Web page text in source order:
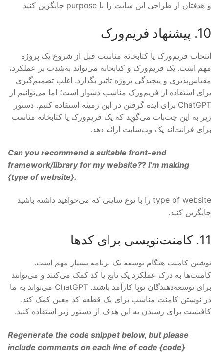
و هدفتان از طراحی این سایت را با purpose جایگزین کنید.
10. پیشنهاد فریم‌ورک
انتخاب فریم‌ورک یا کتابخانه مناسب قبل از شروع یک پروژه
مهم است. یک فریم‌ورک و کتابخانه می‌تواند به‌شدت بر عملکرد،
مقیاس‌پذیری و پیچیدگی پروژه تاثیر بگذارد. اغلب تصمیم‌گیری
برای استفاده از فریم‌ورک مناسب دشوار است؛ اما می‌توانیم از
ChatGPT برای ایده گرفتن در این زمینه استفاده کنیم. دستور
زیر به این چت‌بات می‌گوید که یک فریم‌ورک یا کتابخانه مناسب
برای فرانت‌اند یک وب‌سایت ارائه دهد.
Can you recommend a suitable front-end
framework/library for my website?? I’m making
{type of website}.
type of website را با نوع سایتی که می‌خواهید داشته باشید
جایگزین کنید.
11. کامنت‌نویسی برای کدها
نوشتن کامنت هنگام توسعه یک برنامه بسیار مهم است.
کامنت‌ها به درک عملکرد یک تابع یا کد کمک می‌کنند و می‌توانند
برای توسعه‌دهندگان نوپا کارآمد باشند. ChatGPT می‌تواند به ما
در نوشتن کامنت مناسب برای یک قطعه کد معین کمک کند.
کافیست برای رسیدن به این هدف از دستور زیر استفاده کنید.
Regenerate the code snippet below, but please
include comments on each line of code {code}